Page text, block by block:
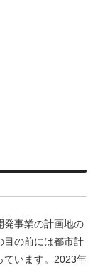
発事業の計画地の
目の前には都市計
ています。2023年